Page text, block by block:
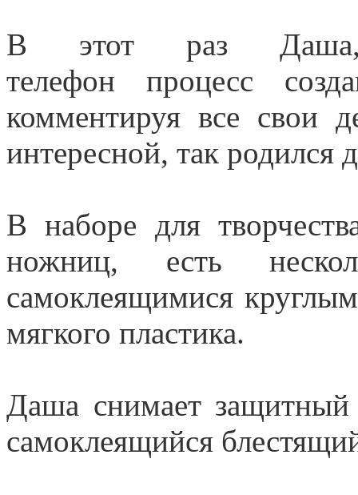
В этот раз Даша,
телефон процесс
комментируя все свои
интересной, так родился
В наборе для
ножниц, есть
самоклеящимися
мягкого пластика.
Даша снимает
самоклеящийся